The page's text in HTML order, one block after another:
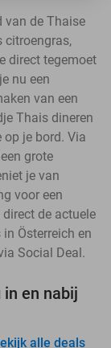
van de Thaise
citroengras,
direct tegemoet
nu een
van een
Thais dineren
je bord. Via
grote
je van
voor een
de actuele
Österreich en
Social Deal.
en nabij
alle deals